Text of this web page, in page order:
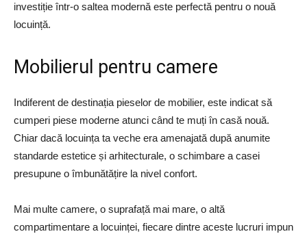
investiție într-o saltea modernă este perfectă pentru o nouă
locuință.
Mobilierul pentru camere
Indiferent de destinația pieselor de mobilier, este indicat să
cumperi piese moderne atunci când te muți în casă nouă.
Chiar dacă locuința ta veche era amenajată după anumite
standarde estetice și arhitecturale, o schimbare a casei
presupune o îmbunătățire la nivel confort.
Mai multe camere, o suprafață mai mare, o altă
compartimentare a locuinței, fiecare dintre aceste lucruri impun